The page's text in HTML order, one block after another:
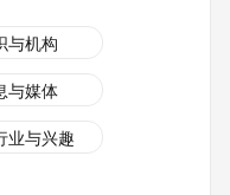
与机构
与媒体
业与兴趣